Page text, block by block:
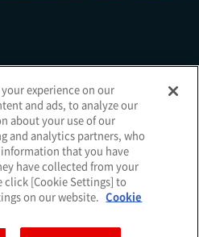
ご利用規約明治グループのDX
（ EN ｜簡体 ）
experience on our
and ads, to analyze our
about your use of our
and analytics partners, who
that you have
have collected from your
click [Cookie Settings] to
on our website. Cookie